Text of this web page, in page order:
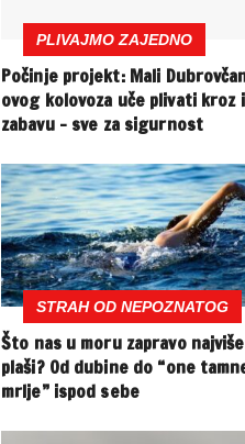
PLIVAJMO ZAJEDNO
Počinje projekt: Mali
ovog kolovoza uče plivati kroz
zabavu – sve za sigurnost
STRAH OD NEPOZNATOG
Što nas u moru zapravo najviše
plaši? Od dubine do “one
mrlje” ispod sebe